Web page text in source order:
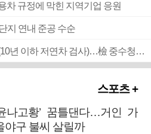
규정에 막힌 지역기업 응원
지 연내 준공 수순
■ 검사 신분 버리고 직급하향(10년 이하 저연차 검사)…檢 중수청행 기피
스포츠 +
나고황’ 꿈틀댄다…거인 가
야구 불씨 살릴까